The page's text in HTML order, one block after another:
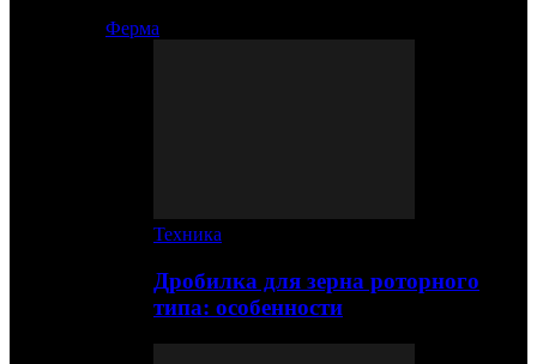
Ферма
Техника
Дробилка для зерна роторного
типа: особенности